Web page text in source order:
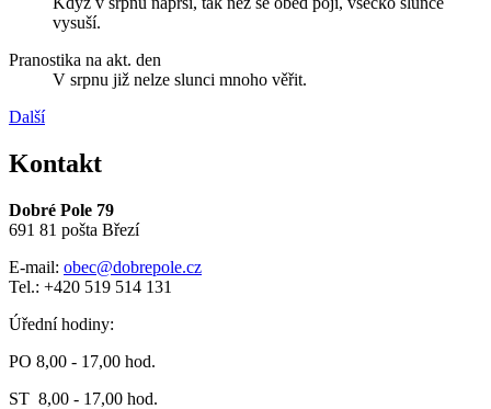
vysuší.
Pranostika na akt. den
V srpnu již nelze slunci mnoho věřit.
Další
Kontakt
Dobré Pole 79
691 81 pošta Březí
E-mail: obec@dobrepole.cz
Tel.: +420 519 514 131
Úřední hodiny:
PO 8,00 - 17,00 hod.
ST 8,00 - 17,00 hod.